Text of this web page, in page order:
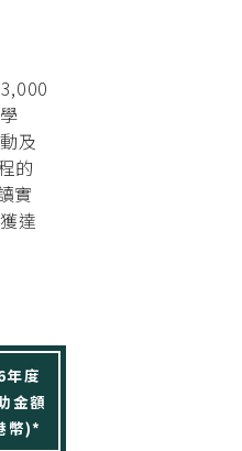
及
的
實
達
度
金額
幣)*